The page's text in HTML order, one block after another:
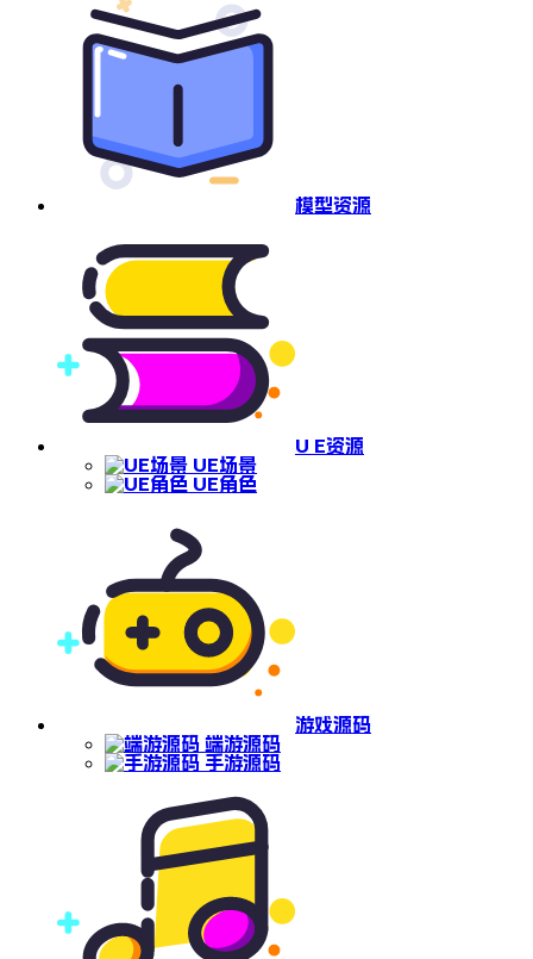
模型资源
U E资源
UE场景
UE角色
游戏源码
端游源码
手游源码